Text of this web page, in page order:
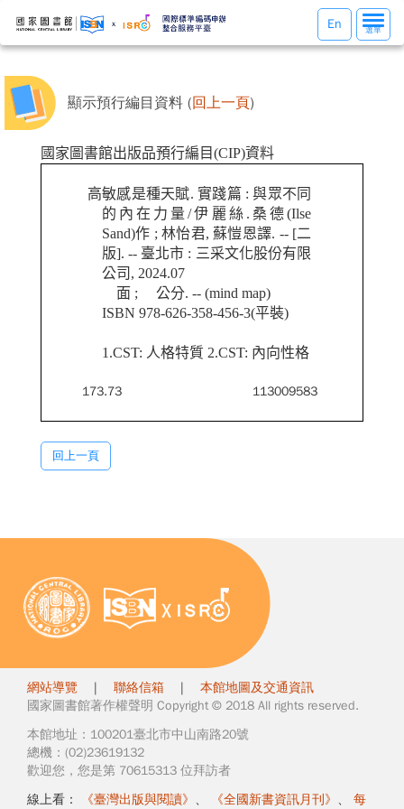
選
單
選單
En
顯示預行編目資料 (回上一頁)
國家圖書館出版品預行編目(CIP)資料
高敏感是種天賦. 實踐篇 : 與眾不同
的內在力量/伊麗絲.桑德(Ilse
Sand)作 ; 林怡君, 蘇愷恩譯. -- [二
版]. -- 臺北市 : 三采文化股份有限
公司, 2024.07
面 ; 公分. -- (mind map)
ISBN 978-626-358-456-3(平裝)
1.CST: 人格特質 2.CST: 內向性格
173.73 113009583
回上一頁
網站導覽 | 聯絡信箱 | 本館地圖及交通資訊
國家圖書館著作權聲明 Copyright © 2018 All rights reserved.
本館地址：100201臺北市中山南路20號
總機：(02)23619132
歡迎您，您是第 70615313 位拜訪者
線上看：
《臺灣出版與閱讀》 、 《全國新書資訊月刊》 、 每